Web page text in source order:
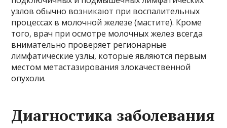
узлов обычно возникают при воспалительных
процессах в молочной железе (мастите). Кроме
того, врач при осмотре молочных желез всегда
внимательно проверяет регионарные
лимфатические узлы, которые являются первым
местом метастазирования злокачественной
опухоли.
Диагностика заболевания